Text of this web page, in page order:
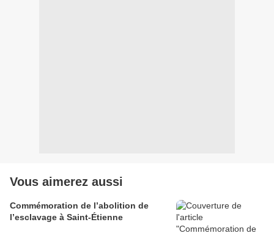
Vous aimerez aussi
Commémoration de l’abolition de
l’esclavage à Saint-Étienne